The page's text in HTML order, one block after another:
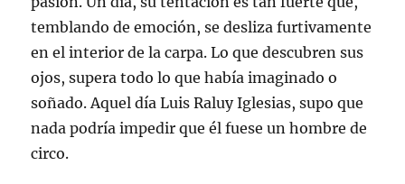
temblando de emoción, se desliza furtivamente
en el interior de la carpa. Lo que descubren sus
ojos, supera todo lo que había imaginado o
soñado. Aquel día Luis Raluy Iglesias, supo que
nada podría impedir que él fuese un hombre de
circo.